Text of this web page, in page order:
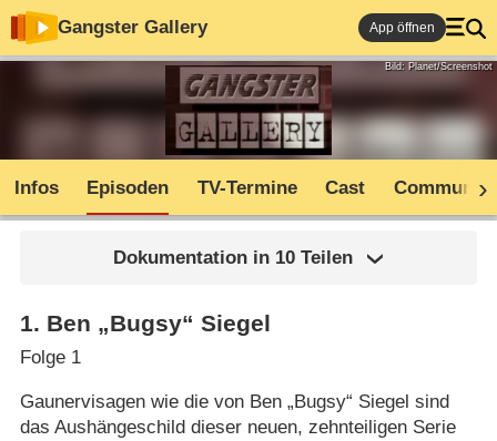
Gangster Gallery App öffnen
Bild: Planet/Screenshot
Infos Episoden TV-Termine Cast Community
Dokumentation in 10 Teilen
1. Ben „Bugsy“ Siegel
Folge 1
Gaunervisagen wie die von Ben „Bugsy“ Siegel sind
das Aushängeschild dieser neuen, zehnteiligen Serie